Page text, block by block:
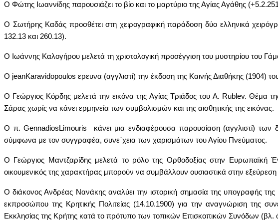
Ο Φώτης Ιωαννίδης παρουσιάζει το βίο και το μαρτύριο της Αγίας Αγάθης
Ο Σωτήρης Καδάς προσθέτει στη χειρογραφική παράδοση δύο ελληνικά
132.13 και 260.13).
Ο Ιωάννης Καλογήρου μελετά τη χριστολογική προσέγγιση του μυστηρίου του
Ο jeanKaravidopoulos ερευνα (αγγλιστί) την έκδοση της Καινής Διαθήκης (1904)
Ο Γεώργιος Κόρδης μελετά την εικόνα της Αγίας Τριάδος του A. Rublev. Θέμα
Σάρας χωρίς να κάνει ερμηνεία των συμβολισμών και της αισθητικής της εικόνας.
Ο π.GennadiosLimouris κάνει μια ενδιαφέρουσα παρουσίαση (αγγλιστί)
σύμφωνα με τον συγγραφέα, συνε΄χεια των χαρισμάτων του Αγίου Πνεύματος.
Ο Γεώργιος Μαντζαρίδης μελετά το ρόλο της Ορθοδοξίας στην Ευρωπαϊκή
οικουμενικός της χαρακτήρας μπορούν να συμβάλλουν ουσιαστικά στην
Ο διάκονος Ανδρέας Νανάκης αναλύει την ιστορική σημασία της υπογραφής
εκπροσώπου της Κρητικής Πολιτείας (14.10.1900) για την αναγνώριση της
Εκκλησίας της Κρήτης κατά το πρότυπο των τοπικών Επισκοπικών Συνόδων